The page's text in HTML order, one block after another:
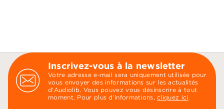
Inscrivez-vous à la newsletter
Votre adresse e-mail sera uniquement utilisée pour
vous envoyer des informations sur les actualités
d'Audiolib. Vous pouvez vous désinscrire à tout
moment. Pour plus d’informations,cliquez ici .